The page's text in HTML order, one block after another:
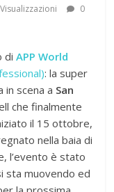
0
diAPP World
: la super
in scena a San
che finalmente
il 15 ottobre,
nella baia di
l’evento è stato
sta muovendo ed